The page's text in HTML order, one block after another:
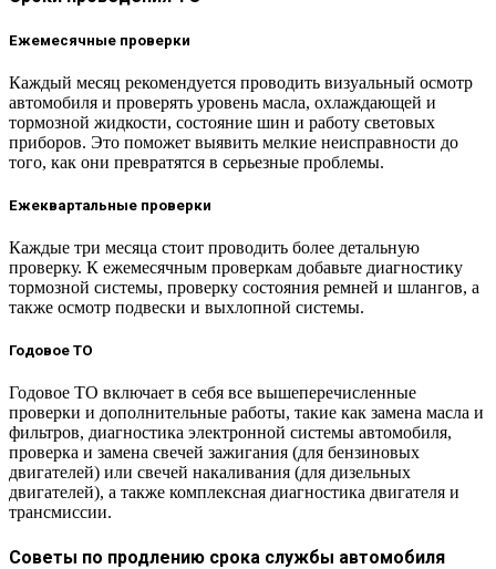
Ежемесячные проверки
Каждый месяц рекомендуется проводить визуальный осмотр
автомобиля и проверять уровень масла, охлаждающей и
тормозной жидкости, состояние шин и работу световых
приборов. Это поможет выявить мелкие неисправности до
того, как они превратятся в серьезные проблемы.
Ежеквартальные проверки
Каждые три месяца стоит проводить более детальную
проверку. К ежемесячным проверкам добавьте диагностику
тормозной системы, проверку состояния ремней и шлангов, а
также осмотр подвески и выхлопной системы.
Годовое ТО
Годовое ТО включает в себя все вышеперечисленные
проверки и дополнительные работы, такие как замена масла и
фильтров, диагностика электронной системы автомобиля,
проверка и замена свечей зажигания (для бензиновых
двигателей) или свечей накаливания (для дизельных
двигателей), а также комплексная диагностика двигателя и
трансмиссии.
Советы по продлению срока службы автомобиля